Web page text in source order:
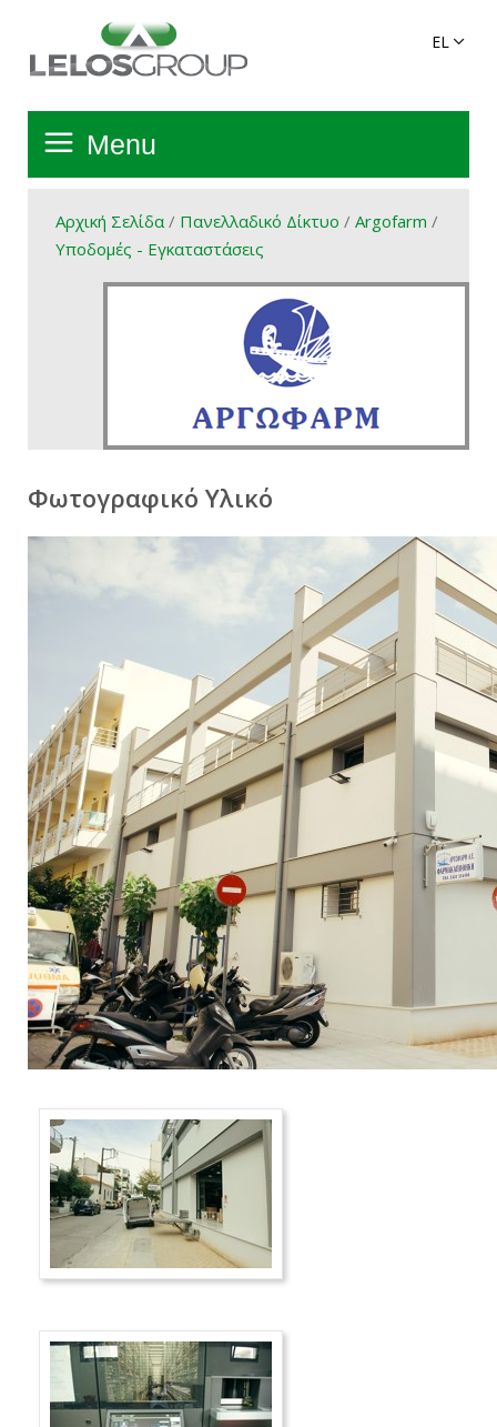
Menu
Αρχική Σελίδα
Όμιλος
Πανελλαδικό Δίκτυο
Νέα
Επικοινωνία
E-Commerce
Sitemap
Όροι Χρήσης & Πολιτική Απορρήτου
Είσοδος Πελατών
Εγγραφή
Αρχική Σελίδα/ Πανελλαδικό Δίκτυο / Argofarm /
Υποδομές - Εγκαταστάσεις
Φωτογραφικό Υλικό